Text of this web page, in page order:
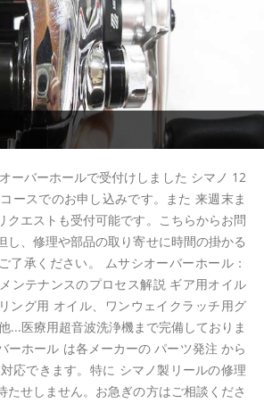
ーバーホールで受付けしました シマノ 12
ースでのお申し込みです。また 来週末ま
クエストも受付可能です。こちらからお問
し、修理や部品の取り寄せに時間の掛かる
了承ください。 ムサシオーバーホール：
ンテナンスのプロセス解説 ギア用オイル
ング用 オイル、ワンウェイクラッチ用グ
...医療用超音波洗浄機まで完備しておりま
ーホール は各メーカーの パーツ発注 から
応できます。特に シマノ製リールの修理
たせしません。お急ぎの方はご相談くださ